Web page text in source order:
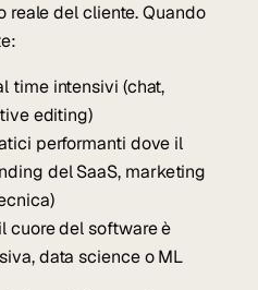
reale del cliente. Quando
time intensivi (chat,
editing)
performanti dove il
del SaaS, marketing
cuore del software è
data science o ML